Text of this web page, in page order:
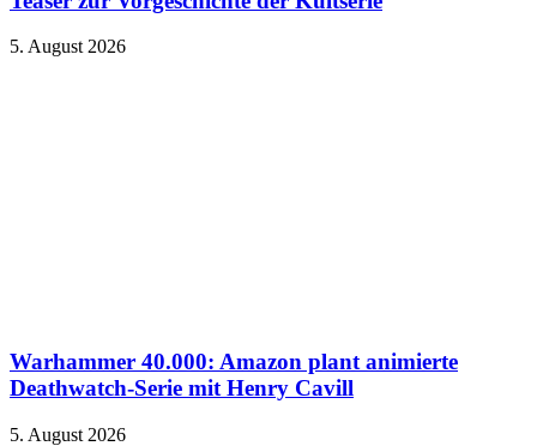
5. August 2026
Warhammer 40.000: Amazon plant animierte
Deathwatch-Serie mit Henry Cavill
5. August 2026